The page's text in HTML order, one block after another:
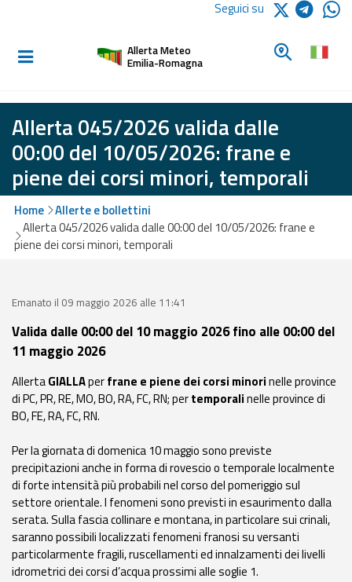
Informati e
Allerte E
Bollettini
Allerte e
Bollettini
Meteo
Valanghe
Monitoraggio
eventi
Previsioni e dati
marine
Dati osservati
Radar meteo
Seguici su
Allerta Meteo
Emilia-Romagna
Cerca un
Allerta 045/2026 valida dalle
00:00 del 10/05/2026: frane e
piene dei corsi minori, temporali
Home
Allerte e bollettini
Allerta 045/2026 valida dalle 00:00 del 10/05/2026: frane e
piene dei corsi minori, temporali
Emanato il 09 maggio 2026 alle 11:41
Valida dalle 00:00 del 10 maggio 2026 fino alle 00:00 del
11 maggio 2026
AllertaGIALLAperfrane e piene dei corsi minorinelle province
di PC, PR, RE, MO, BO, RA, FC, RN; pertemporalinelle province di
BO, FE, RA, FC, RN.
Per la giornata di domenica 10 maggio sono previste
precipitazioni anche in forma di rovescio o temporale localmente
di forte intensità più probabili nel corso del pomeriggio sul
settore orientale. I fenomeni sono previsti in esaurimento dalla
serata. Sulla fascia collinare e montana, in particolare sui crinali,
saranno possibili localizzati fenomeni franosi su versanti
particolarmente fragili, ruscellamenti ed innalzamenti dei livelli
idrometrici dei corsi d’acqua prossimi alle soglie 1.